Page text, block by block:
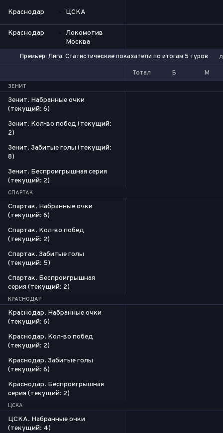
Краснодар - ЦСКА
Краснодар - Локомотив
Москва
Премьер-Лига. Статистические показатели по итогам 5 туров
Тотал Б М
ЗЕНИТ
Зенит. Набранные очки
(текущий: 6)
Зенит. Кол-во побед (текущий:
2)
Зенит. Забитые голы (текущий:
8)
Зенит. Беспроигрышная серия
(текущий: 2)
СПАРТАК
Спартак. Набранные очки
(текущий: 6)
Спартак. Кол-во побед
(текущий: 2)
Спартак. Забитые голы
(текущий: 5)
Спартак. Беспроигрышная
серия (текущий: 2)
КРАСНОДАР
Краснодар. Набранные очки
(текущий: 6)
Краснодар. Кол-во побед
(текущий: 2)
Краснодар. Забитые голы
(текущий: 6)
Краснодар. Беспроигрышная
серия (текущий: 2)
ЦСКА
ЦСКА. Набранные очки
(текущий: 4)